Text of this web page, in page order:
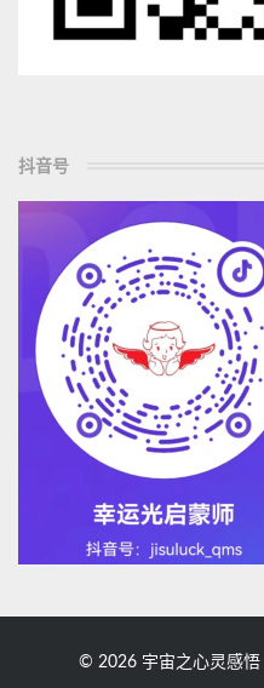
抖音号
© 2026 宇宙之心灵感